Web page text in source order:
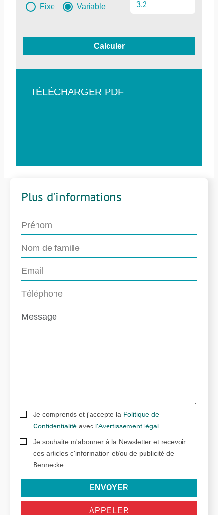
Fixe Variable
Calculer
TÉLÉCHARGER PDF
Plus d'informations
Je comprends et j'accepte la Politique de
Confidentialité avec l'Avertissement légal
Je souhaite m'abonner à la Newsletter et recevoir
des articles d'information et/ou de publicité de
Bennecke.
ENVOYER
APPELER